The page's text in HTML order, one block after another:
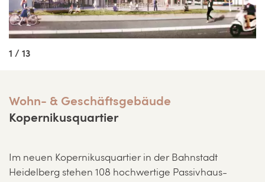
1 / 13
Wohn- & Geschäftsgebäude
Kopernikusquartier
Im neuen Kopernikusquartier in der Bahnstadt
Heidelberg stehen 108 hochwertige Passivhaus-